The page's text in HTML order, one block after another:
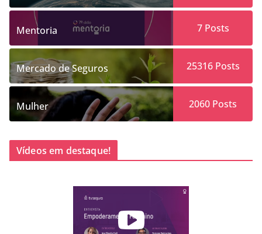
Mentoria 7Posts
Mercado de Seguros 25316Posts
Mulher 2060 Posts
Vídeos em destaque!